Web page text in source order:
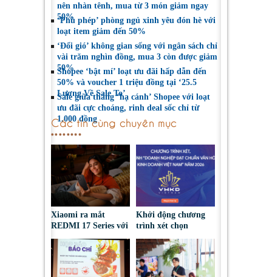
nên nhàn tênh, mua từ 3 món giảm ngay
50%
‘Phù phép’ phòng ngủ xinh yêu đón hè với
loạt item giảm đến 50%
‘Đổi gió’ không gian sống với ngân sách chỉ
vài trăm nghìn đồng, mua 3 còn được giảm
50%
Shopee ‘bật mí’ loạt ưu đãi hấp dẫn đến
50% và voucher 1 triệu đồng tại ‘25.5
Lương Về Sale To’
Sale giữa tháng ‘hạ cánh’ Shopee với loạt
ưu đãi cực choáng, rinh deal sốc chỉ từ
1.000 đồng
Các tin cùng chuyên mục
Xiaomi ra mắt
REDMI 17 Series với
pin 7.500mAh, thiết
kế trẻ trung, giá từ
5,5 triệu đồng
Khởi động chương
trình xét chọn
‘Doanh nghiệp đạt
chuẩn Văn hóa Kinh
doanh Việt Nam’
năm 2026